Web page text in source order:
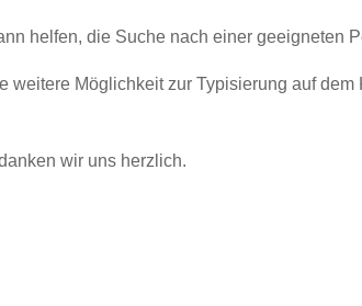
helfen, die Suche nach einer geeigneten
weitere Möglichkeit zur Typisierung auf
wir uns herzlich.